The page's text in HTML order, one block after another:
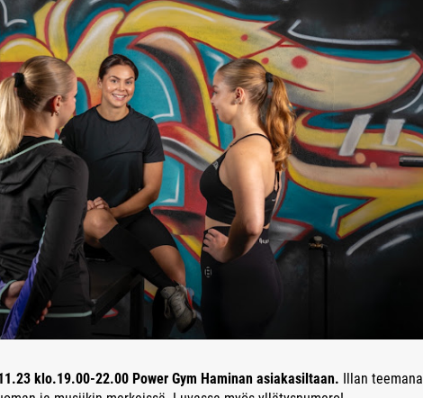
klo.19.00-22.00 Power Gym Haminan asiakasiltaan. Illan teemana